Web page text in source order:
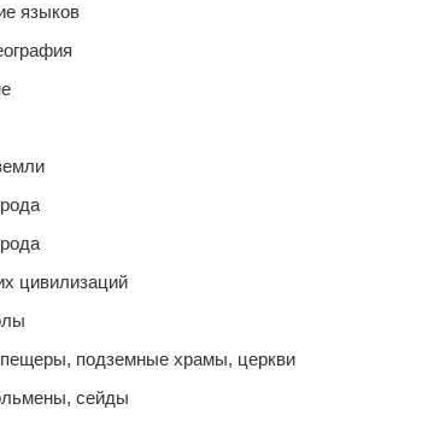
языков
цивилизаций
подземные храмы, церкви
сейды